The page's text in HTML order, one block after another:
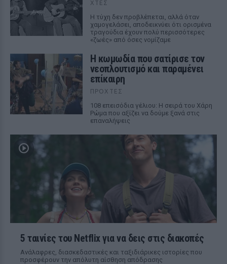
ΧΤΕΣ
Η τύχη δεν προβλέπεται, αλλά όταν
χαμογελάσει, αποδεικνύει ότι ορισμένα
τραγούδια έχουν πολύ περισσότερες
«ζωές» από όσες νομίζαμε
Η κωμωδία που σατίρισε τον
νεοπλουτισμό και παραμένει
επίκαιρη
ΠΡΟΧΤΈΣ
108 επεισόδια γέλιου: Η σειρά του Χάρη
Ρώμα που αξίζει να δούμε ξανά στις
επαναλήψεις
5 ταινίες του Netflix για να δεις στις διακοπές
Aνάλαφρες, διασκεδαστικές και ταξιδιάρικες ιστορίες που
προσφέρουν την απόλυτη αίσθηση απόδρασης